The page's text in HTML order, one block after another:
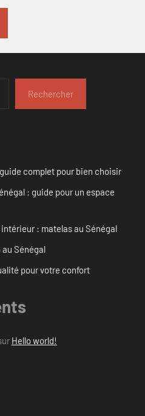
Rechercher
complet pour bien choisir
: guide pour un espace
: matelas au Sénégal
Sénégal
pour votre confort
Hello world!